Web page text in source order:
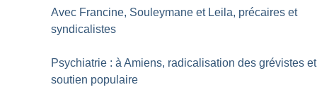
Avec Francine, Souleymane et Leila, précaires et
syndicalistes
Psychiatrie : à Amiens, radicalisation des grévistes et
soutien populaire